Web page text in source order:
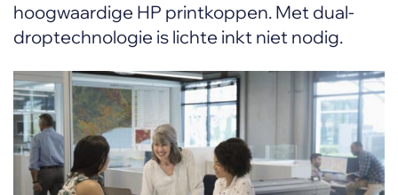
hoogwaardige HP printkoppen. Met dual-
droptechnologie is lichte inkt niet nodig.